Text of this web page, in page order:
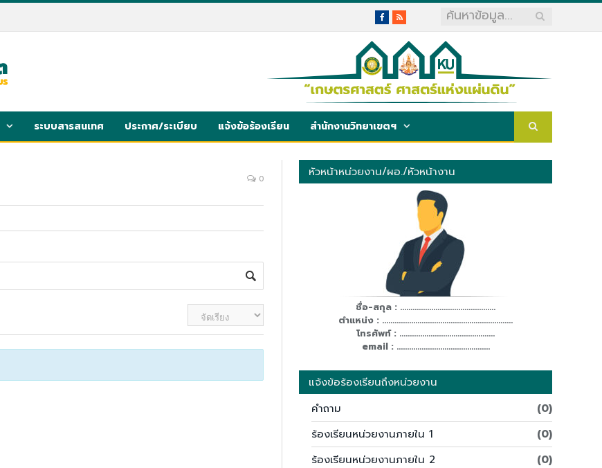
Facebook
RSS
ระบบสารสนเทศ ประกาศ/ระเบียบ แจ้งข้อร้องเรียน สำนักงานวิทยาเขตฯ
0 หัวหน้าหน่วยงาน/ผอ./หัวหน้างาน
ชื่อ-สกุล : ..............................................
ตำแหน่ง : ...............................................................
โทรศัพท์ : ..............................................
email : .............................................
แจ้งข้อร้องเรียนถึงหน่วยงาน
คำถาม
(0)
ร้องเรียนหน่วยงานภายใน 1
(0)
ร้องเรียนหน่วยงานภายใน 2
(0)